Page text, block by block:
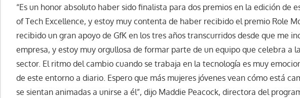
“Es un honor absoluto haber sido finalista para dos premios en la edición de
of Tech Excellence, y estoy muy contenta de haber recibido el premio Role
recibido un gran apoyo de GfK en los tres años transcurridos desde que me
empresa, y estoy muy orgullosa de formar parte de un equipo que celebra a
sector. El ritmo del cambio cuando se trabaja en la tecnología es muy
de este entorno a diario. Espero que más mujeres jóvenes vean cómo está
se sientan animadas a unirse a él”, dijo Maddie Peacock, directora del